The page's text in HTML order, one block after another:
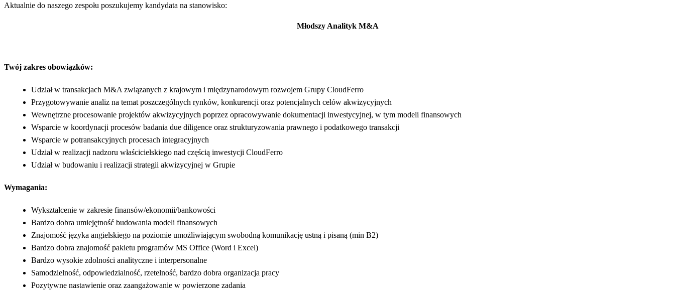
Aktualnie do naszego zespołu poszukujemy kandydata na stanowisko:
Młodszy Analityk M&A
Twój zakres obowiązków:
Udział w transakcjach M&A związanych z krajowym i międzynarodowym rozwojem Grupy CloudFerro
Przygotowywanie analiz na temat poszczególnych rynków, konkurencji oraz potencjalnych celów akwizycyjnych
Wewnętrzne procesowanie projektów akwizycyjnych poprzez opracowywanie dokumentacji inwestycyjnej, w tym modeli finansowych
Wsparcie w koordynacji procesów badania due diligence oraz strukturyzowania prawnego i podatkowego transakcji
Wsparcie w potransakcyjnych procesach integracyjnych
Udział w realizacji nadzoru właścicielskiego nad częścią inwestycji CloudFerro
Udział w budowaniu i realizacji strategii akwizycyjnej w Grupie
Wymagania:
Wykształcenie w zakresie finansów/ekonomii/bankowości
Bardzo dobra umiejętność budowania modeli finansowych
Znajomość języka angielskiego na poziomie umożliwiającym swobodną komunikację ustną i pisaną (min B2)
Bardzo dobra znajomość pakietu programów MS Office (Word i Excel)
Bardzo wysokie zdolności analityczne i interpersonalne
Samodzielność, odpowiedzialność, rzetelność, bardzo dobra organizacja pracy
Pozytywne nastawienie oraz zaangażowanie w powierzone zadania